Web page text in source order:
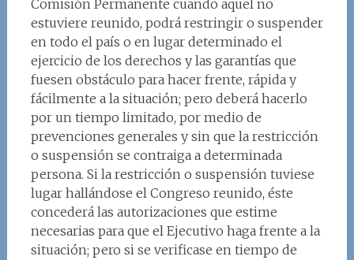
Comisión Permanente cuando aquel no
estuviere reunido, podrá restringir o suspender
en todo el país o en lugar determinado el
ejercicio de los derechos y las garantías que
fuesen obstáculo para hacer frente, rápida y
fácilmente a la situación; pero deberá hacerlo
por un tiempo limitado, por medio de
prevenciones generales y sin que la restricción
o suspensión se contraiga a determinada
persona. Si la restricción o suspensión tuviese
lugar hallándose el Congreso reunido, éste
concederá las autorizaciones que estime
necesarias para que el Ejecutivo haga frente a la
situación; pero si se verificase en tiempo de